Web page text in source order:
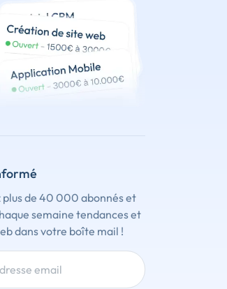
plus de 40 000 abonnés et
semaine tendances et
dans votre boîte mail !